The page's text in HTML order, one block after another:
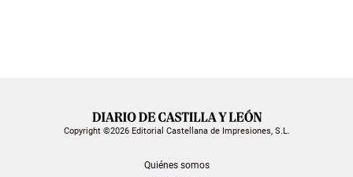
Copyright ©2026 Editorial Castellana de Impresiones, S.L.
Quiénes somos